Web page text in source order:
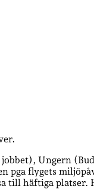
Ungern
pga flygets
till häftiga platser.